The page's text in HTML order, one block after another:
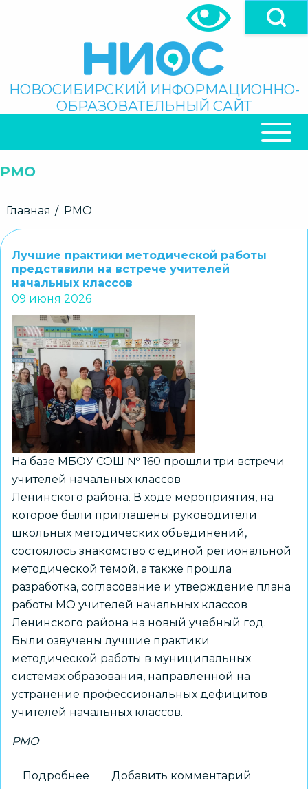
Поиск
НОВОСИБИРСКИЙ ИНФОРМАЦИОННО-
ОБРАЗОВАТЕЛЬНЫЙ САЙТ
НАВИГАЦИЯ
РМО
Строка
Главная РМО
Лучшие практики методической работы
представили на встрече учителей
начальных классов
09 июня 2026
На базе МБОУ СОШ № 160 прошли три встречи
учителей начальных классов
Ленинского района. В ходе мероприятия, на
которое были приглашены руководители
школьных методических объединений,
состоялось знакомство с единой региональной
методической темой, а также прошла
разработка, согласование и утверждение плана
работы МО учителей начальных классов
Ленинского района на новый учебный год.
Были озвучены лучшие практики
методической работы в муниципальных
системах образования, направленной на
устранение профессиональных дефицитов
учителей начальных классов.
РМО
Подробнее Добавить комментарий